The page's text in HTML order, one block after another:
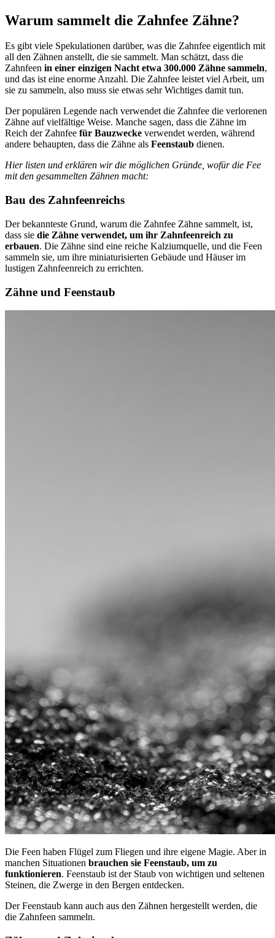
Warum sammelt die Zahnfee Zähne?
Es gibt viele Spekulationen darüber, was die Zahnfee eigentlich mit
all den Zähnen anstellt, die sie sammelt. Man schätzt, dass die
Zahnfeen in einer einzigen Nacht etwa 300.000 Zähne sammeln,
und das ist eine enorme Anzahl. Die Zahnfee leistet viel Arbeit, um
sie zu sammeln, also muss sie etwas sehr Wichtiges damit tun.
Der populären Legende nach verwendet die Zahnfee die verlorenen
Zähne auf vielfältige Weise. Manche sagen, dass die Zähne im
Reich der Zahnfee für Bauzwecke verwendet werden, während
andere behaupten, dass die Zähne als Feenstaub dienen.
Hier listen und erklären wir die möglichen Gründe, wofür die Fee
mit den gesammelten Zähnen macht:
Bau des Zahnfeenreichs
Der bekannteste Grund, warum die Zahnfee Zähne sammelt, ist,
dass sie die Zähne verwendet, um ihr Zahnfeenreich zu
erbauen. Die Zähne sind eine reiche Kalziumquelle, und die Feen
sammeln sie, um ihre miniaturisierten Gebäude und Häuser im
lustigen Zahnfeenreich zu errichten.
Zähne und Feenstaub
Die Feen haben Flügel zum Fliegen und ihre eigene Magie. Aber in
manchen Situationen brauchen sie Feenstaub, um zu
funktionieren. Feenstaub ist der Staub von wichtigen und seltenen
Steinen, die Zwerge in den Bergen entdecken.
Der Feenstaub kann auch aus den Zähnen hergestellt werden, die
die Zahnfeen sammeln.